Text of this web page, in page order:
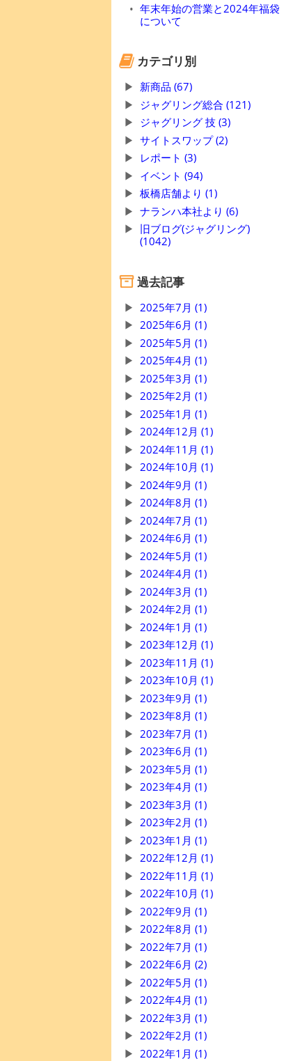
年末年始の営業と2024年福袋
について
カテゴリ別
新商品 (67)
ジャグリング総合 (121)
ジャグリング 技 (3)
サイトスワップ (2)
レポート (3)
イベント (94)
板橋店舗より (1)
ナランハ本社より (6)
旧ブログ(ジャグリング)
(1042)
過去記事
2025年7月 (1)
2025年6月 (1)
2025年5月 (1)
2025年4月 (1)
2025年3月 (1)
2025年2月 (1)
2025年1月 (1)
2024年12月 (1)
2024年11月 (1)
2024年10月 (1)
2024年9月 (1)
2024年8月 (1)
2024年7月 (1)
2024年6月 (1)
2024年5月 (1)
2024年4月 (1)
2024年3月 (1)
2024年2月 (1)
2024年1月 (1)
2023年12月 (1)
2023年11月 (1)
2023年10月 (1)
2023年9月 (1)
2023年8月 (1)
2023年7月 (1)
2023年6月 (1)
2023年5月 (1)
2023年4月 (1)
2023年3月 (1)
2023年2月 (1)
2023年1月 (1)
2022年12月 (1)
2022年11月 (1)
2022年10月 (1)
2022年9月 (1)
2022年8月 (1)
2022年7月 (1)
2022年6月 (2)
2022年5月 (1)
2022年4月 (1)
2022年3月 (1)
2022年2月 (1)
2022年1月 (1)